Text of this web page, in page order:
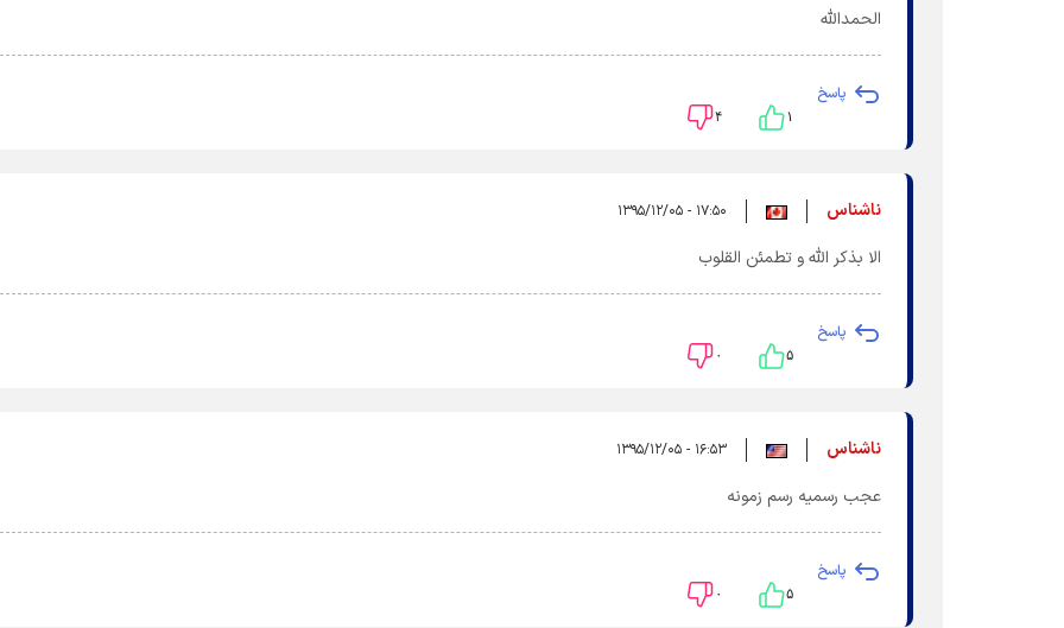
الحمدالله
پاسخ
۱ ۴
ناشناس ۱۷:۵۰ - ۱۳۹۵/۱۲/۰۵
الا بذکر الله و تطمئن القلوب
پاسخ
۵ ۰
ناشناس ۱۶:۵۳ - ۱۳۹۵/۱۲/۰۵
عجب رسمیه رسم زمونه
پاسخ
۵ ۰